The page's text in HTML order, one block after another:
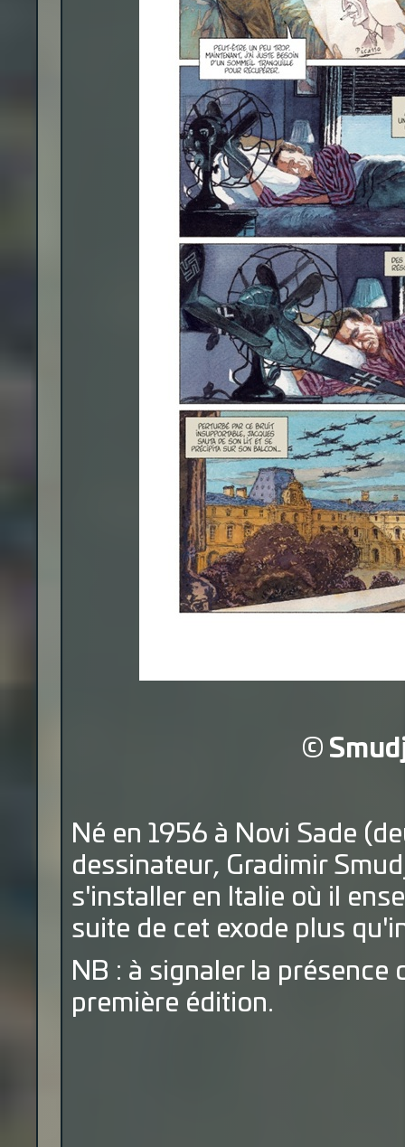
©
Né en 1956 à Novi Sade
dessinateur, Gradimir
s'installer en Italie où il
suite de cet exode plus
NB : à signaler la
première édition.